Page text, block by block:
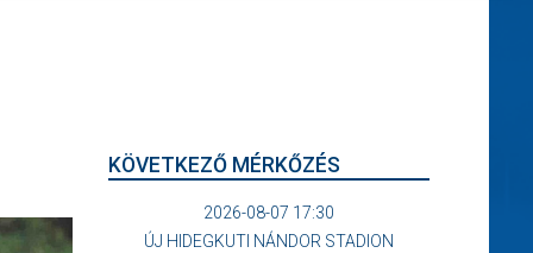
KÖVETKEZŐ MÉRKŐZÉS
2026-08-07 17:30
ÚJ HIDEGKUTI NÁNDOR STADION